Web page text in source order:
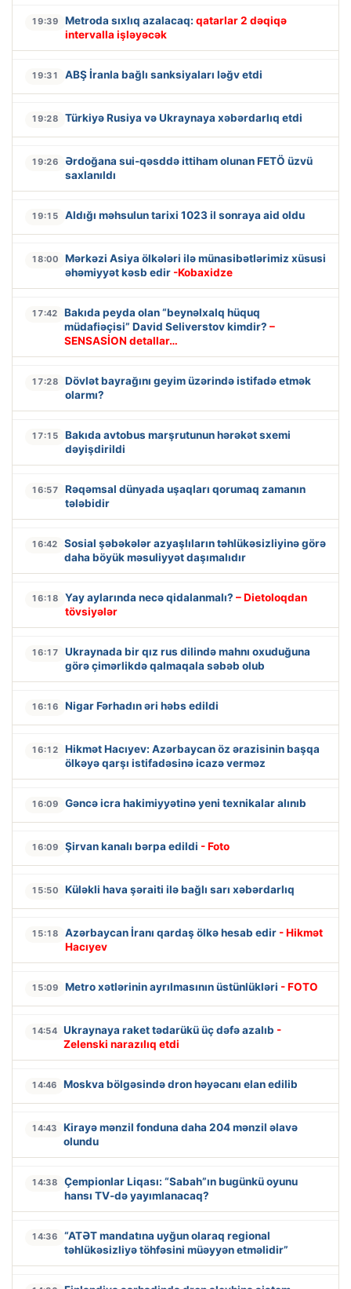
19:39 Metroda sıxlıq azalacaq: qatarlar 2 dəqiqə
intervalla işləyəcək
19:31 ABŞ İranla bağlı sanksiyaları ləğv etdi
19:28 Türkiyə Rusiya və Ukraynaya xəbərdarlıq etdi
19:26
Ərdoğana sui-qəsddə ittiham olunan FETÖ üzvü
saxlanıldı
19:15 Aldığı məhsulun tarixi 1023 il sonraya aid oldu
18:00
Mərkəzi Asiya ölkələri ilə münasibətlərimiz xüsusi
əhəmiyyət kəsb edir -Kobaxidze
17:42
Bakıda peyda olan “beynəlxalq hüquq
müdafiəçisi” David Seliverstov kimdir? –
SENSASİON detallar…
17:28
Dövlət bayrağını geyim üzərində istifadə etmək
olarmı?
17:15
Bakıda avtobus marşrutunun hərəkət sxemi
dəyişdirildi
16:57
Rəqəmsal dünyada uşaqları qorumaq zamanın
tələbidir
16:42
Sosial şəbəkələr azyaşlıların təhlükəsizliyinə görə
daha böyük məsuliyyət daşımalıdır
16:18 Yay aylarında necə qidalanmalı? – Dietoloqdan
tövsiyələr
16:17
Ukraynada bir qız rus dilində mahnı oxuduğuna
görə çimərlikdə qalmaqala səbəb olub
16:16 Nigar Fərhadın əri həbs edildi
16:12
Hikmət Hacıyev: Azərbaycan öz ərazisinin başqa
ölkəyə qarşı istifadəsinə icazə verməz
16:09 Gəncə icra hakimiyyətinə yeni texnikalar alınıb
16:09 Şirvan kanalı bərpa edildi - Foto
15:50 Küləkli hava şəraiti ilə bağlı sarı xəbərdarlıq
15:18 Azərbaycan İranı qardaş ölkə hesab edir - Hikmət
Hacıyev
15:09 Metro xətlərinin ayrılmasının üstünlükləri - FOTO
14:54 Ukraynaya raket tədarükü üç dəfə azalıb -
Zelenski narazılıq etdi
14:46 Moskva bölgəsində dron həyəcanı elan edilib
14:43
Kirayə mənzil fonduna daha 204 mənzil əlavə
olundu
14:38
Çempionlar Liqası: “Sabah”ın bugünkü oyunu
hansı TV-də yayımlanacaq?
14:36
“ATƏT mandatına uyğun olaraq regional
təhlükəsizliyə töhfəsini müəyyən etməlidir”